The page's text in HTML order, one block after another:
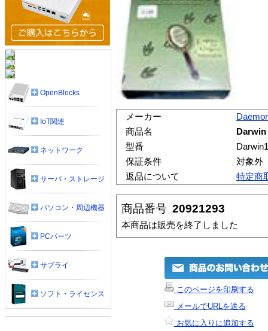
メーカー
商品名
型番
保証条件
対象外
返品について
特定商
商品番号 20921293
本商品は販売を終了しました
このページを印刷する
メールでURLを送る
お気に入りに追加する
OpenBlocks
IoT関連
ネットワーク
サーバ・ストレージ
パソコン・周辺機器
PCパーツ
サプライ
ソフト・ライセンス